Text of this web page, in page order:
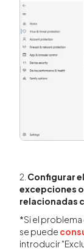
2. Configurar
excepciones
relacionadas
*Si el
se puede
introducir